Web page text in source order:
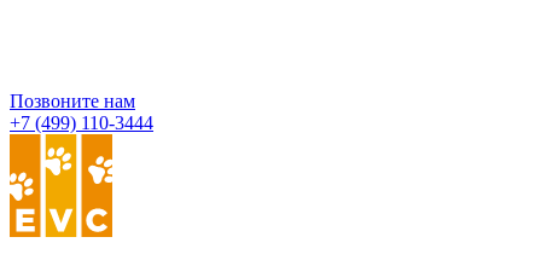
Позвоните нам
+7 (499) 110-3444